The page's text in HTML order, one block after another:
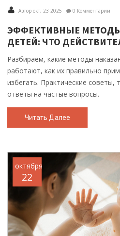
Автор окт, 23 2025 0 Комментарии
ЭФФЕКТИВНЫЕ
ДЕТЕЙ: ЧТО
Разбираем, какие методы
работают, как их правильно
избегать. Практические советы,
ответы на частые вопросы.
Читать Далее
октября
22